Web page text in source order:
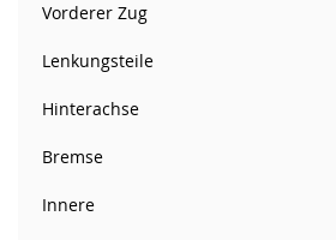
Vorderer Zug
Lenkungsteile
Hinterachse
Bremse
Innere